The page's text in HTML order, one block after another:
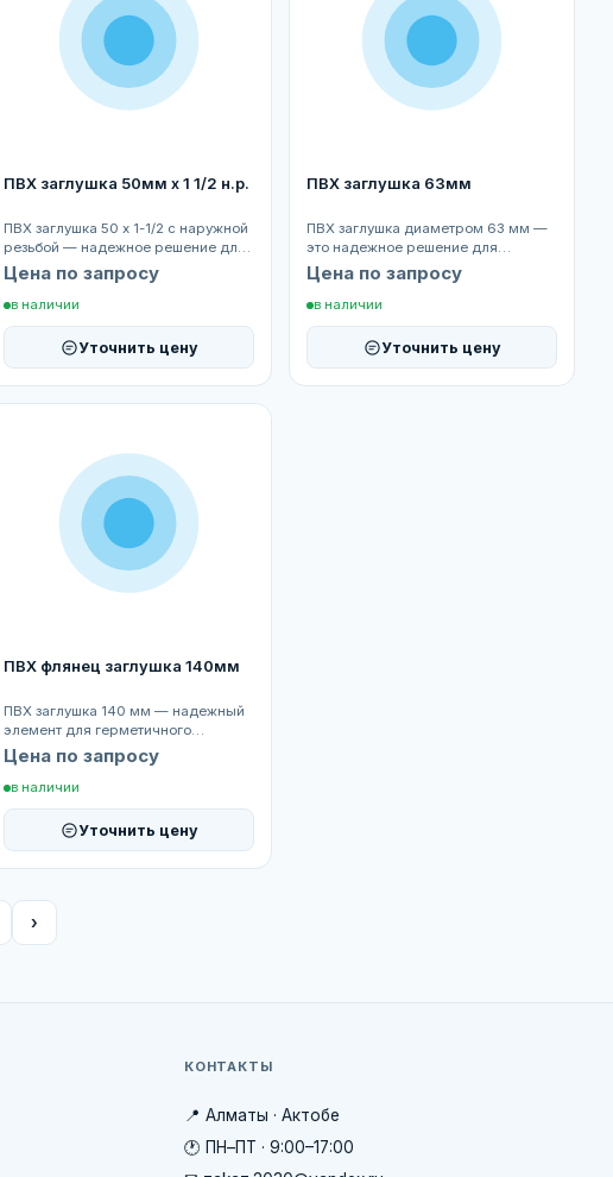
ПВХ заглушка 50мм х 1 1/2 н.р.
ПВХ заглушка 50 х 1-1/2 с наружной
резьбой — надежное решение для
герметичного закрытия трубопр...
Цена по запросу
в наличии
Уточнить цену
ПВХ заглушка 63мм
ПВХ заглушка диаметром 63 мм —
это надежное решение для
герметичного закрытия
трубопроводов и с...
Цена по запросу
в наличии
Уточнить цену
ПВХ флянец заглушка 140мм
ПВХ заглушка 140 мм — надежный
элемент для герметичного
завершения трубопровода ПВХ
заглушка ди...
Цена по запросу
в наличии
Уточнить цену
›
КОНТАКТЫ
📍 Алматы · Актобе
🕐 ПН–ПТ · 9:00–17:00